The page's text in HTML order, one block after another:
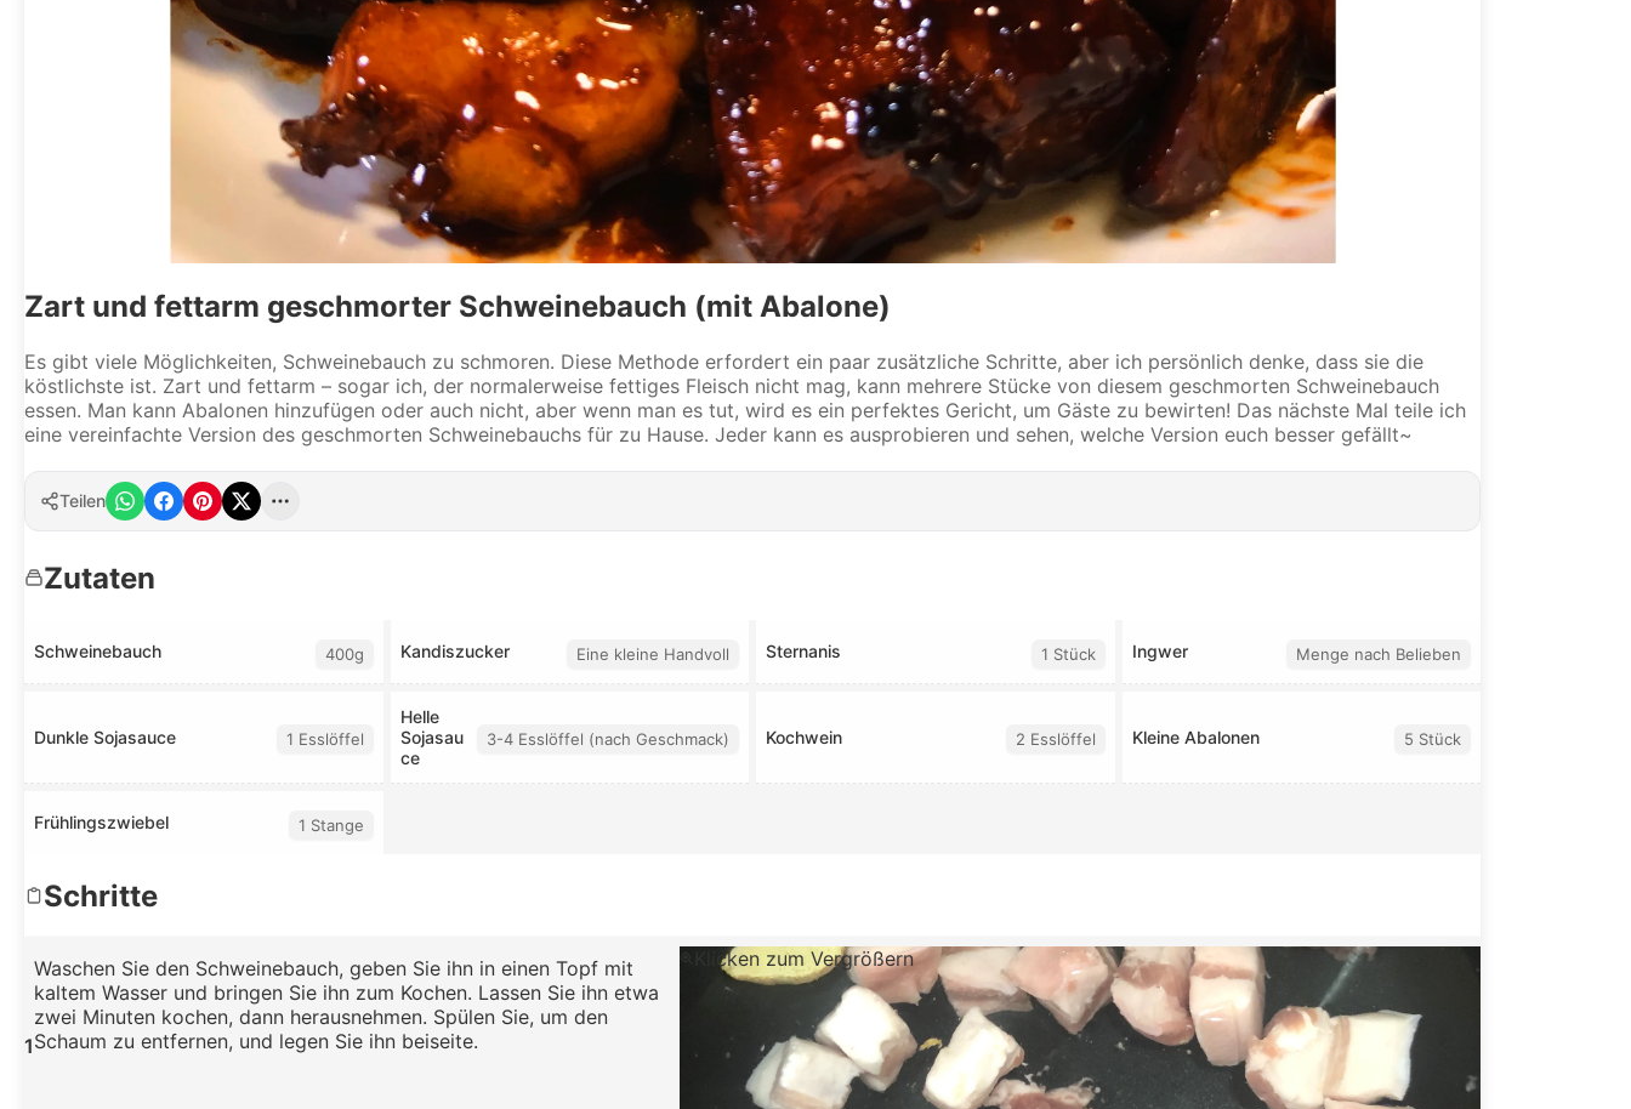
Zart und fettarm geschmorter Schweinebauch (mit Abalone)
Es gibt viele Möglichkeiten, Schweinebauch zu schmoren. Diese Methode erfordert ein paar zusätzliche Schritte, aber ich persönlich denke, dass sie die
köstlichste ist. Zart und fettarm – sogar ich, der normalerweise fettiges Fleisch nicht mag, kann mehrere Stücke von diesem geschmorten Schweinebauch
essen. Man kann Abalonen hinzufügen oder auch nicht, aber wenn man es tut, wird es ein perfektes Gericht, um Gäste zu bewirten! Das nächste Mal teile ich
eine vereinfachte Version des geschmorten Schweinebauchs für zu Hause. Jeder kann es ausprobieren und sehen, welche Version euch besser gefällt~
Teilen
Zutaten
Schweinebauch 400g Kandiszucker Eine kleine Handvoll Sternanis 1 Stück Ingwer Menge nach Belieben
Dunkle Sojasauce 1 Esslöffel
Helle
Sojasau
ce
3-4 Esslöffel (nach Geschmack) Kochwein 2 Esslöffel Kleine Abalonen 5 Stück
Frühlingszwiebel 1 Stange
Schritte
1
Waschen Sie den Schweinebauch, geben Sie ihn in einen Topf mit
kaltem Wasser und bringen Sie ihn zum Kochen. Lassen Sie ihn etwa
zwei Minuten kochen, dann herausnehmen. Spülen Sie, um den
Schaum zu entfernen, und legen Sie ihn beiseite.
Klicken zum Vergrößern